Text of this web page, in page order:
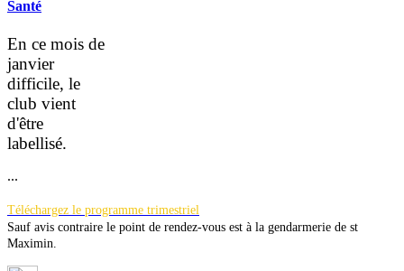
Santé
En ce mois de
janvier
difficile, le
club vient
d'être
labellisé.
...
Téléchargez le programme trimestriel
Sauf avis contraire le point de rendez-vous est à la gendarmerie de st
Maximin.